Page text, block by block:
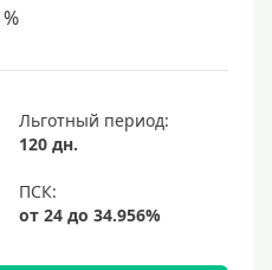
Льготный период:
120 дн.